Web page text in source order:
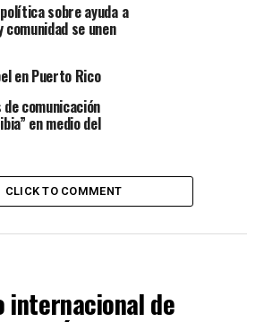
sobreviven y se las ingenian como
de una ola de calor y humedad
que son muchos días que casi
que continuaban sin
a la recopilación de testimonios
uno de los lugares más devastado
zona montañosa de bosques
completo el lugar quedando
palos en medio de un desierto de
sobre ayuda a
se unen
en Puerto Rico
comunicación
en medio del
CLICK TO COMMENT
internacional de